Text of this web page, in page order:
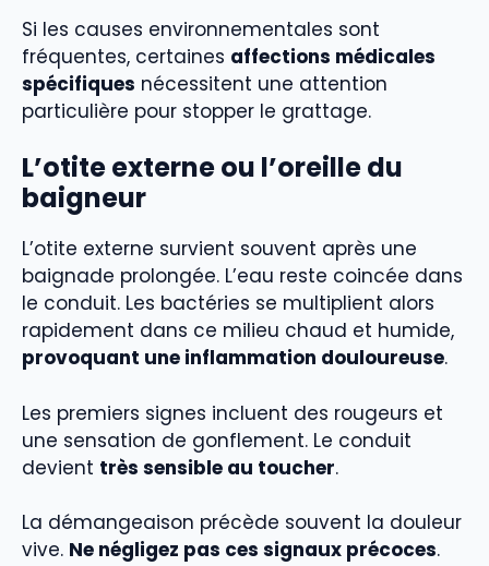
Si les causes environnementales sont
fréquentes, certaines affections médicales
spécifiques nécessitent une attention
particulière pour stopper le grattage.
L’otite externe ou l’oreille du
baigneur
L’otite externe survient souvent après une
baignade prolongée. L’eau reste coincée dans
le conduit. Les bactéries se multiplient alors
rapidement dans ce milieu chaud et humide,
provoquant une inflammation douloureuse.
Les premiers signes incluent des rougeurs et
une sensation de gonflement. Le conduit
devient très sensible au toucher.
La démangeaison précède souvent la douleur
vive. Ne négligez pas ces signaux précoces.